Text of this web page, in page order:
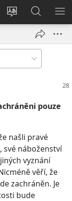
Změnit
stránek
Přihlásit
se
okno)
Hledat
na
JW.ORG
pouze
našli pravé
své náboženství
vyznání
věří, že
zachráněn. Je
bude